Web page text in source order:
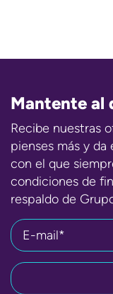
Mantente al
Recibe nuestras
pienses más y
con el que
condiciones de
respaldo de
E-mail*